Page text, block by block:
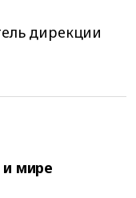
дирекции
мире